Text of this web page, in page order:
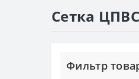
Сетка ЦПВС
Фильтр